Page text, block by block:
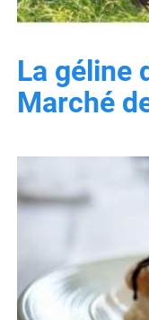
La géline
Marché